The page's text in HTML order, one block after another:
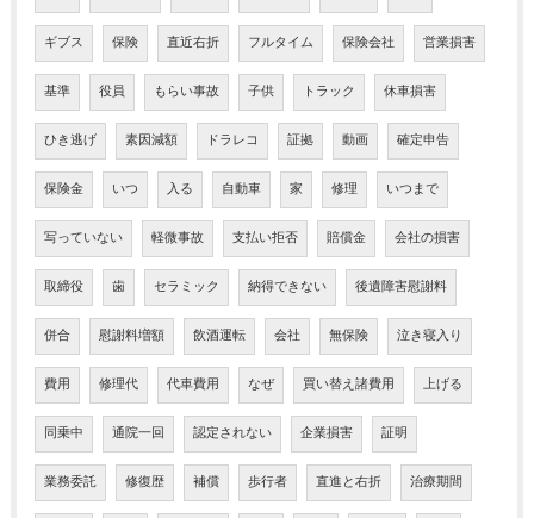
ギブス 保険 直近右折 フルタイム 保険会社 営業損害
基準 役員 もらい事故 子供 トラック 休車損害
ひき逃げ 素因減額 ドラレコ 証拠 動画 確定申告
保険金 いつ 入る 自動車 家 修理 いつまで
写っていない 軽微事故 支払い拒否 賠償金 会社の損害
取締役 歯 セラミック 納得できない 後遺障害慰謝料
併合 慰謝料増額 飲酒運転 会社 無保険 泣き寝入り
費用 修理代 代車費用 なぜ 買い替え諸費用 上げる
同乗中 通院一回 認定されない 企業損害 証明
業務委託 修復歴 補償 歩行者 直進と右折 治療期間